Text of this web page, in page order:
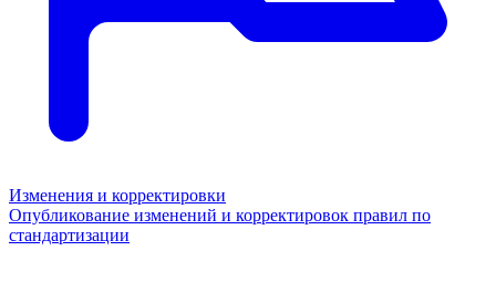
Изменения и корректировки
Опубликование изменений и корректировок правил по
стандартизации